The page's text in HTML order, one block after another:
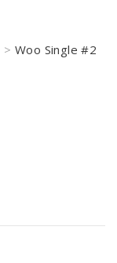
> Woo Single #2